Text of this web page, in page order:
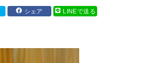
シェア LINEで送る